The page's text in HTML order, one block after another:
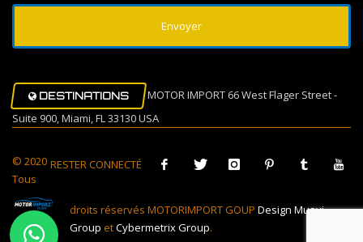
DESTINATIONS
MOTOR IMPORT 66 West Flager Street -
Suite 900, Miami, FL 33130 USA
RESTER CONNECTÉ
© 2020
Tous
droits réservés MOTORIMPORT GOUP Design Muovi
Group etCybermetrix Group.